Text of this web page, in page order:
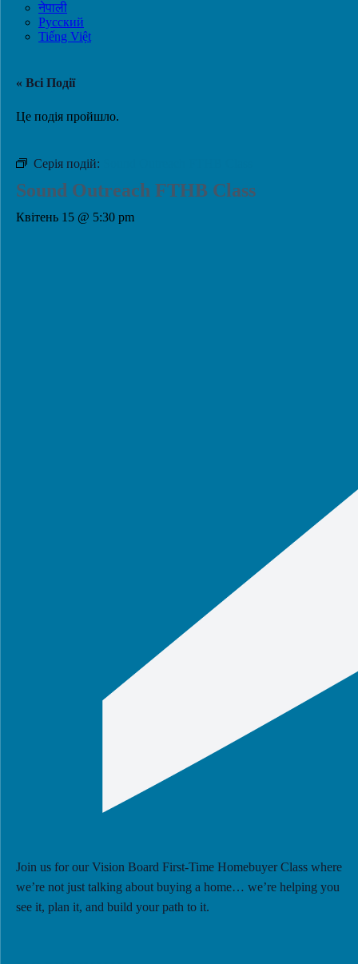
नेपाली
Русский
Tiếng Việt
« Всі Події
Це подія пройшло.
Серія подій:
Sound Outreach FTHB Class
Квітень 15 @ 5:30 pm
Join us for our Vision Board First-Time Homebuyer Class where
we’re not just talking about buying a home… we’re helping you
see it, plan it, and build your path to it.